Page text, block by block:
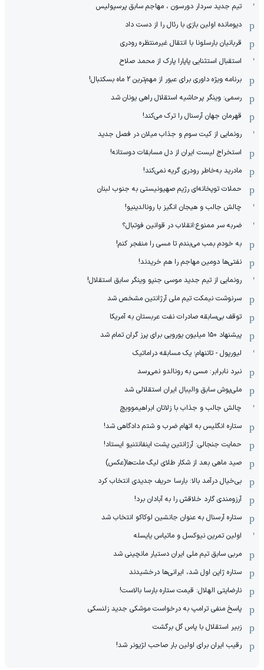
تیم جدید سردار دورسون ، مهاجم سابق پرسپولیس
دیومانده اولین بازی با رئال را از دست داد
قربانیان بارسلونا با انتقال غیرمنتظره رودری
استقبال استثنایی پاپارا پارک از محمد صلاح
برنامه ویژه داوری برای عبور از مهم‌ترین 2 ماه بسکتبال!
رسمی: وینگر پرحاشیه استقلال راهی یونان شد
قهرمان جهان آرسنال را ترک می‌کند!
رونمایی از کیت سوم و جذاب میلان در فصل جدید
استخراج لیست ایران از دل مسابقات دوستانه!
مادرید به‌خاطر رودری گریه نمی‌کند!
حملات توپخانه‌ای رژیم صهیونیستی به جنوب لبنان
چالش جالب و هیجان انگیز با رونالدینیو!
ضربه سر ممنوع؛انقلاب در قوانین فوتبال؟
به خودم بمب می‌بندم تا مسی را منفجر کنم!
نفتی‌ها دومین مهاجم را هم خریدند!
رونمایی از تیم جدید موسی جنپو وینگر سابق استقلال!
سرنوشت نیمکت تیم ملی آرژانتین مشخص شد
توقف بی‌سابقه صادرات نفت عربستان به آمریکا
پیشنهاد ۱۵۰ میلیون یورویی برای پرز گران تمام شد
لیورپول - تاتنهام؛ یک مسابقه دراماتیک
نبرد نابرابر: مسی به رونالدو نمی‌رسد
ملی‌پوش سابق والیبال ایران استقلالی شد
چالش جالب و جذاب با زلاتان ابراهیموویچ
ستاره انگلیس به اتهام ضرب و شتم دادگاهی شد!
حمایت جنجالی: آرژانتین پشت اینفانتنیو ایستاد!
صید ماهی بعد از شکار طلای لیگ ملت‌ها(عکس)
بی‌خیال درآمد بالا: بارسا حریف جدیدی انتخاب کرد
آرزومندی گارد خلاقش را به آبادان برد!
ستاره آرسنال به عنوان جانشین لوکاکو انتخاب شد
اولین تمرین نیوکسل و ماتیاس یایسله
مربی سابق تیم ملی ایران دستیار مانچینی شد
ستاره ژاپن اول شد، ایرانی‌ها درخشیدند
نارضایتی الهلال: قیمت ستاره بارسا بالاست!
پاسخ منفی ترامپ به درخواست موشکی جدید زلنسکی
زبیر استقلال با پاس گل برگشت
رقیب ایران برای اولین بار صاحب لژیونر شد!